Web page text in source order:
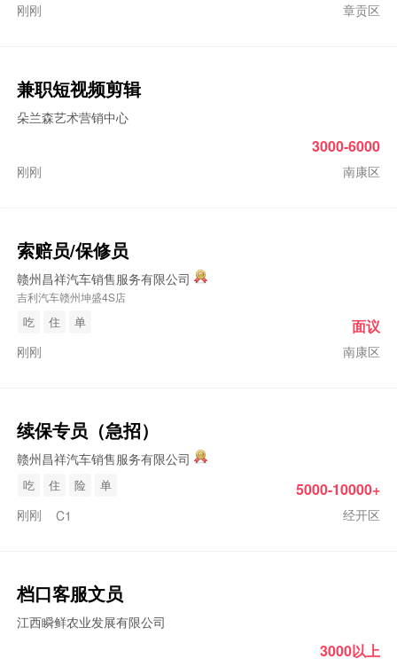
刚刚 章贡区
兼职短视频剪辑
朵兰森艺术营销中心
刚刚 南康区
3000-6000
索赔员/保修员
赣州昌祥汽车销售服务有限公司
吉利汽车赣州坤盛4S店
吃 住 单
刚刚 南康区
面议
续保专员（急招）
赣州昌祥汽车销售服务有限公司
吃 住 险 单
刚刚 C1 经开区
5000-10000+
档口客服文员
江西瞬鲜农业发展有限公司
3000以上